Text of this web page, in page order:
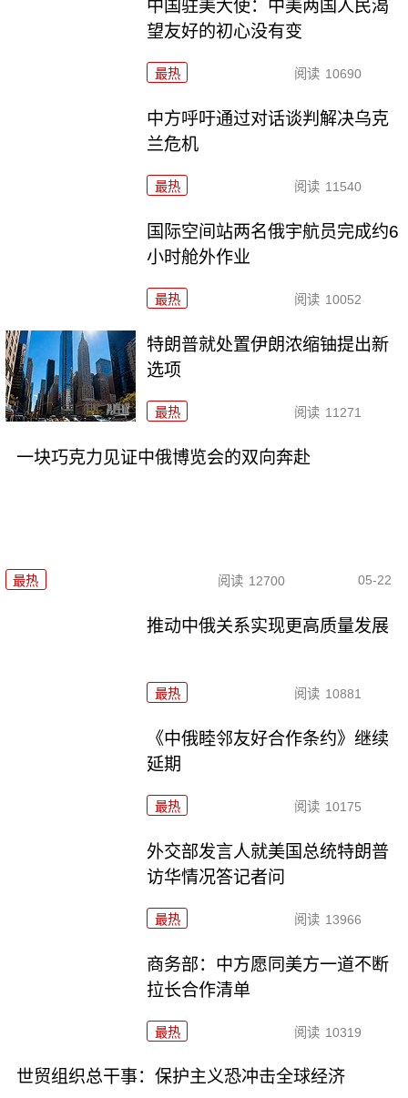
中国驻美大使：中美两国人民渴
望友好的初心没有变
最热 阅读 10690
中方呼吁通过对话谈判解决乌克
兰危机
最热 阅读 11540
国际空间站两名俄宇航员完成约6
小时舱外作业
最热 阅读 10052
特朗普就处置伊朗浓缩铀提出新
选项
最热 阅读 11271
一块巧克力见证中俄博览会的双向奔赴
最热 阅读 12700 05-22
推动中俄关系实现更高质量发展
最热 阅读 10881
《中俄睦邻友好合作条约》继续
延期
最热 阅读 10175
外交部发言人就美国总统特朗普
访华情况答记者问
最热 阅读 13966
商务部：中方愿同美方一道不断
拉长合作清单
最热 阅读 10319
世贸组织总干事：保护主义恐冲击全球经济